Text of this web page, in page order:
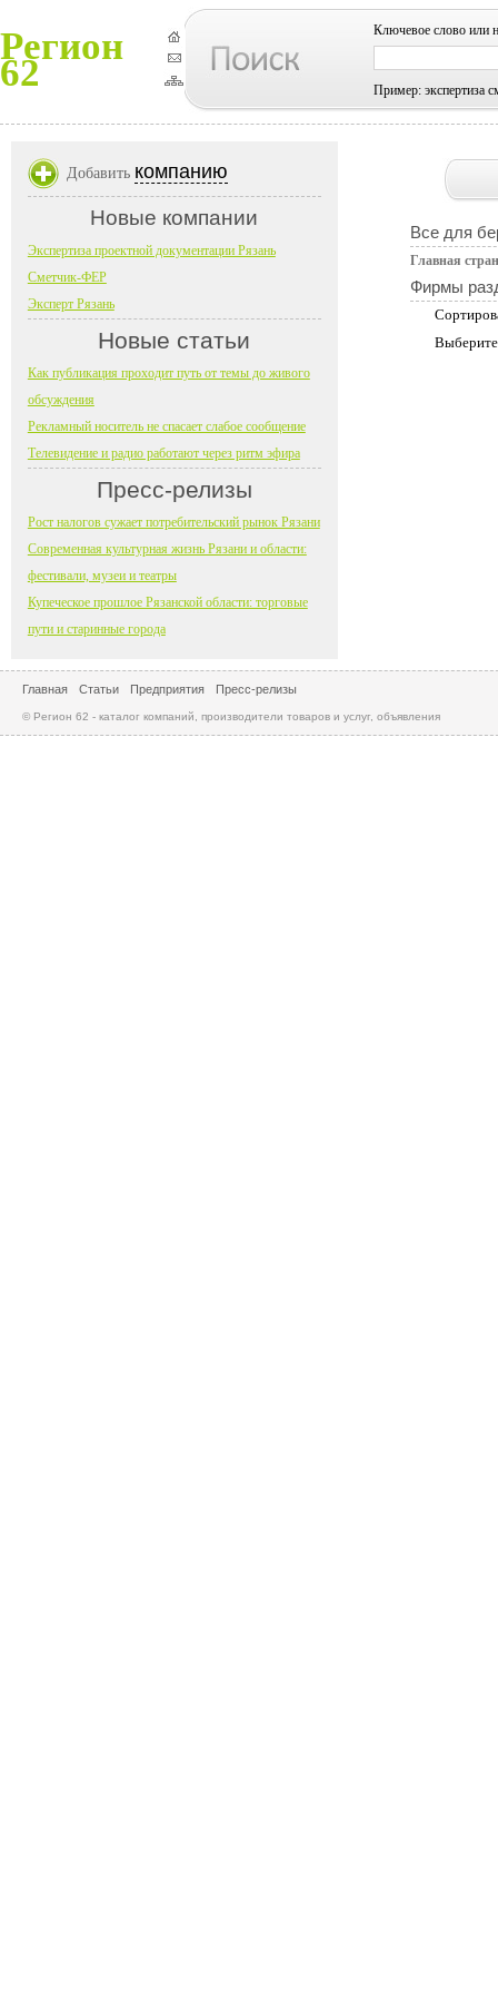
Регион
62
Ключевое слово или
Пример: экспертиза
Все для
Главная
Фирмы
Добавить компанию
Новые компании
Экспертиза проектной документации Рязань
Сметчик-ФЕР
Эксперт Рязань
Новые статьи
Как публикация проходит путь от темы до живого
обсуждения
Рекламный носитель не спасает слабое сообщение
Телевидение и радио работают через ритм эфира
Пресс-релизы
Рост налогов сужает потребительский рынок Рязани
Современная культурная жизнь Рязани и области:
фестивали, музеи и театры
Купеческое прошлое Рязанской области: торговые
пути и старинные города
Главная Статьи Предприятия Пресс-релизы
© Регион 62 - каталог компаний, производители товаров и услуг, объявления